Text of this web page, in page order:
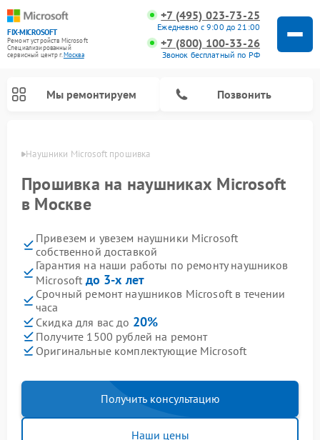
FIX-MICROSOFT
Ремонт устройств Microsoft
Специализированный
cервисный центр г.Москва
+7 (495) 023-73-25
Ежедневно с 9:00 до 21:00
+7 (800) 100-33-26
Звонок бесплатный по РФ
Мы ремонтируем Позвонить
Наушники Microsoft прошивка
Прошивка на наушниках Microsoft
в Москве
Привезем и увезем наушники Microsoft
собственной доставкой
Гарантия на наши работы по ремонту наушников
Microsoft до 3-х лет
Срочный ремонт наушников Microsoft в течении
часа
Скидка для вас до 20%
Получите 1500 рублей на ремонт
Оригинальные комплектующие Microsoft
Получить консультацию
Наши цены